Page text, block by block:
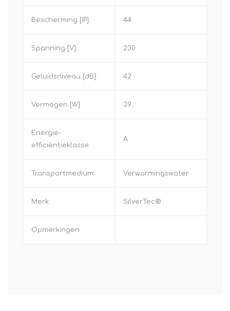
Bescherming [IP]: 44
Spanning [V]: 230
Geluidsniveau [dB]: 42
Vermogen [W]: 39
Energie-
efficiëntieklasse:
A
Transportmedium: Verwarmingswater
Merk SilverTec®
Opmerkingen